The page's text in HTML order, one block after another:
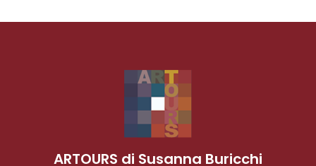
ARTOURS di Susanna Buricchi